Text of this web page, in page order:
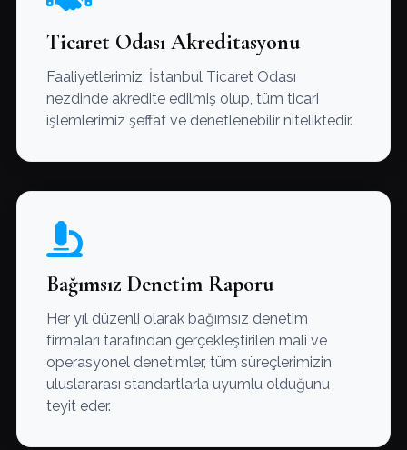
Ticaret Odası Akreditasyonu
Faaliyetlerimiz, İstanbul Ticaret Odası
nezdinde akredite edilmiş olup, tüm ticari
işlemlerimiz şeffaf ve denetlenebilir niteliktedir.
Bağımsız Denetim Raporu
Her yıl düzenli olarak bağımsız denetim
firmaları tarafından gerçekleştirilen mali ve
operasyonel denetimler, tüm süreçlerimizin
uluslararası standartlarla uyumlu olduğunu
teyit eder.